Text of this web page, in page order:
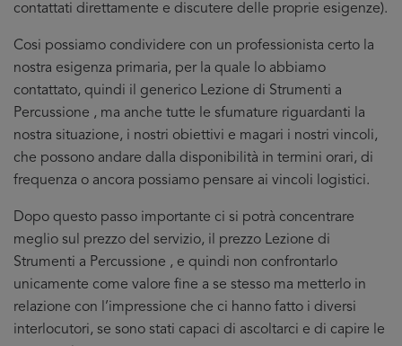
contattati direttamente e discutere delle proprie esigenze).
Cosi possiamo condividere con un professionista certo la
nostra esigenza primaria, per la quale lo abbiamo
contattato, quindi il generico Lezione di Strumenti a
Percussione , ma anche tutte le sfumature riguardanti la
nostra situazione, i nostri obiettivi e magari i nostri vincoli,
che possono andare dalla disponibilità in termini orari, di
frequenza o ancora possiamo pensare ai vincoli logistici.
Dopo questo passo importante ci si potrà concentrare
meglio sul prezzo del servizio, il prezzo Lezione di
Strumenti a Percussione , e quindi non confrontarlo
unicamente come valore fine a se stesso ma metterlo in
relazione con l’impressione che ci hanno fatto i diversi
interlocutori, se sono stati capaci di ascoltarci e di capire le